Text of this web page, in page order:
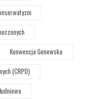
Konwencja Genewska
(CRPD)